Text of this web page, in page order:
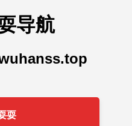
导航
耍